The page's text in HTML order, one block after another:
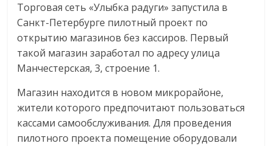
Торговая сеть «Улыбка радуги» запустила в
Санкт-Петербурге пилотный проект по
открытию магазинов без кассиров. Первый
такой магазин заработал по адресу улица
Манчестерская, 3, строение 1.
Магазин находится в новом микрорайоне,
жители которого предпочитают пользоваться
кассами самообслуживания. Для проведения
пилотного проекта помещение оборудовали